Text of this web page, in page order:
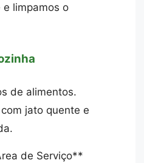
limpamos o
de alimentos.
jato quente e
de Serviço**